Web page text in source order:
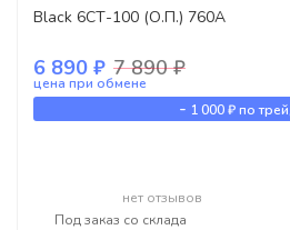
Black 6СТ-100 (О.П.) 760А
6 890 ₽ 7 890 ₽
цена при обмене
- 1 000 ₽по
нет отзывов
Под заказ со склада